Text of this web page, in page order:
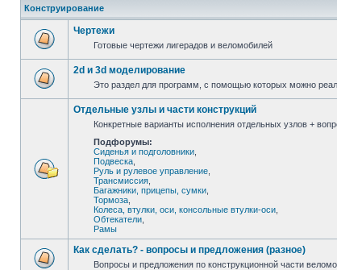
Конструирование
Чертежи
Готовые чертежи лигерадов и веломобилей
2d и 3d моделирование
Это раздел для программ, с помощью которых можно
Отдельные узлы и части конструкций
Конкретные варианты исполнения отдельных узлов +
Подфорумы:
Сиденья и подголовники
Подвеска
Руль и рулевое управление
Трансмиссия
Багажники, прицепы, сумки
Тормоза
Колеса, втулки, оси, консольные втулки-оси
Обтекатели
Рамы
Как сделать? - вопросы и предложения (разное)
Вопросы и предложения по конструкционной части